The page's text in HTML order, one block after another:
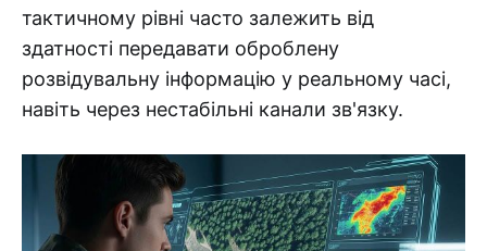
тактичному рівні часто залежить від
здатності передавати оброблену
розвідувальну інформацію у реальному часі,
навіть через нестабільні канали зв'язку.